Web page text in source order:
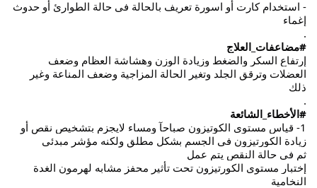
- استخدام كارت أو اسورة تعريف بالحالة فى حالة الطوارئ أو حدوث
إغماء
.
#مضاعفات_العلاج
إرتفاع السكر والضغط وزيادة الوزن وهشاشة العظام وضعف
العضلات وترقق الجلد وتغير الحالة المزاجية وضعف المناعة وغير
ذلك
.
#الأخطاء_الشائعة
1- قياس مستوى الكوتيزون صباحآ ومساء لايجزم بتشخيص نقص أو
زيادة الكورتيزون فى الجسم بشكل مطلق ولكنه مؤشر مبدئى
ثم فى حالة النقص يتم عمل
إختبار مستوى الكورتيزون تحت تأثير محفز مشابه لهرمون الغدة
النخامية